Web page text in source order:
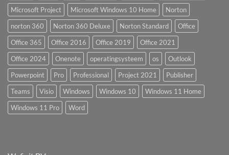
Microsoft Project
Microsoft Windows 10 Home
Norton
norton 360
Norton 360 Deluxe Norton Standard
Office
Office 365
Office 2016 Office 2019
Office 2021
Office 2024
Onenote operatingsysteem os
Outlook
Powerpoint
Pro Professional Project 2021
Publisher
Teams
Visio Windows Windows 10
Windows 11 Home
Windows 11 Pro
Word